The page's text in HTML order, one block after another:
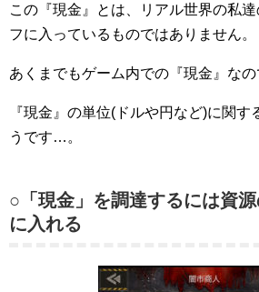
この『現金』とは、リアル世界の私
フに入っているものではありません。
あくまでもゲーム内での『現金』なの
『現金』の単位(ドルや円など)に関す
うです…。
○「現金」を調達するには資
に入れる